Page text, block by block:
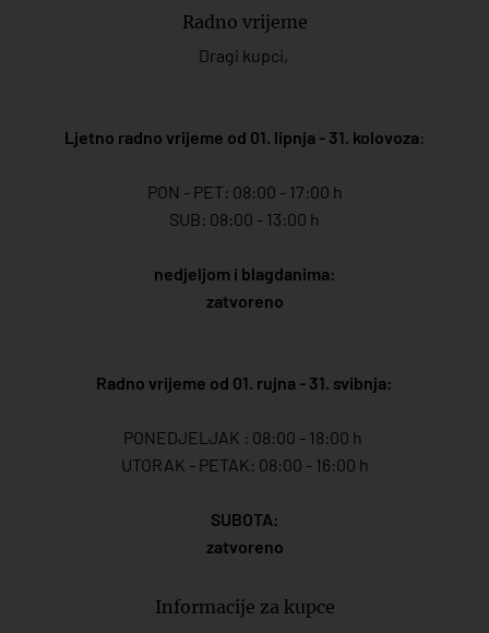
Radno vrijeme
Dragi kupci,
Ljetno radno vrijeme od 01. lipnja - 31. kolovoza:
PON - PET: 08:00 - 17:00 h
SUB: 08:00 - 13:00 h
nedjeljom i blagdanima:
zatvoreno
Radno vrijeme od 01. rujna - 31. svibnja:
PONEDJELJAK : 08:00 - 18:00 h
UTORAK - PETAK: 08:00 - 16:00 h
SUBOTA:
zatvoreno
Informacije za kupce